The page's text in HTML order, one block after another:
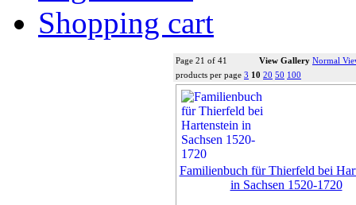
Shopping cart
Page 21 of 41 View Gallery Normal
products per page 3 10 20 50 100
Familienbuch für Thierfeld bei
in Sachsen 1520-1720